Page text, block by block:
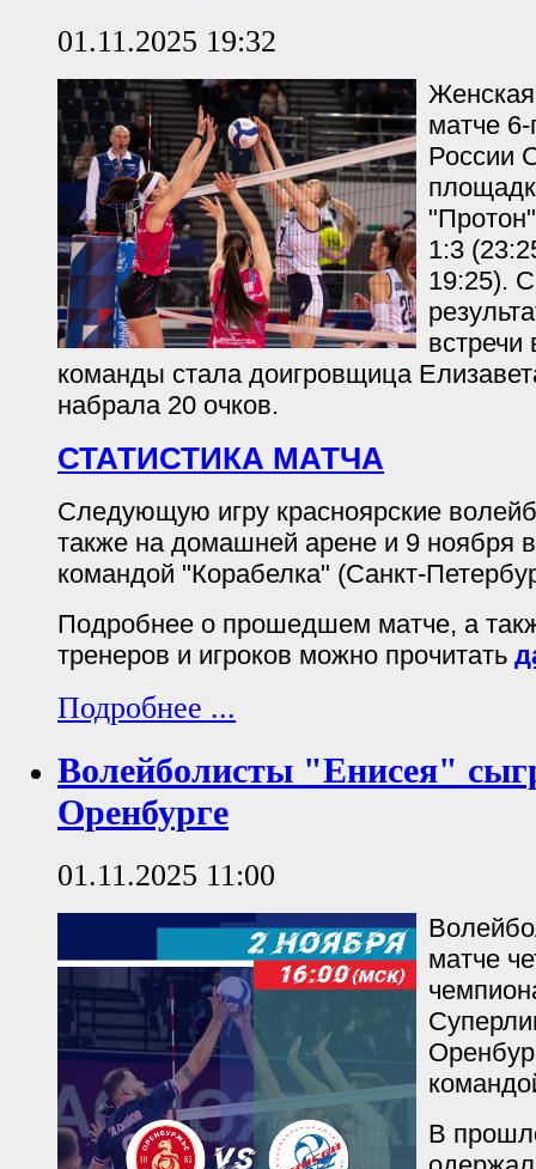
01.11.2025 19:32
матче 6-
России
1:3
19:25).
встречи
команды стала доигровщица
набрала 20 очков.
СТАТИСТИКА МАТЧА
Следующую игру красноярские
также на домашней арене и 9 ноября
командой "Корабелка" (Санкт-
Подробнее о прошедшем матче, а
тренеров и игроков можно прочитать
Подробнее ...
Волейболисты "Енисея"
Оренбурге
01.11.2025 11:00
матче
В